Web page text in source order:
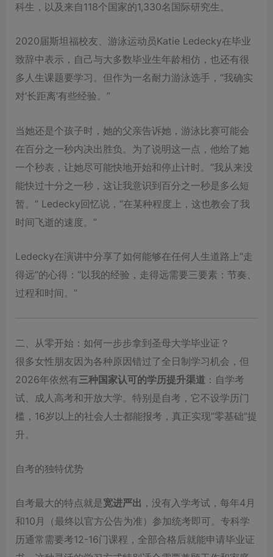
科生，以及来自118个国家的1,330名国际研究生。
2020届斯坦福校友、游泳运动员Katie Ledecky在毕业
致辞中表示，自己与大多数毕业生年龄相仿，也还有很
多人生课题要学习。但作为一名耐力游泳选手，“我确实
对‘长距离’有些经验。”
当她还是个孩子时，她的父亲告诉她，游泳比赛可能会
在百分之一秒内决出胜负。为了说明这一点，他给了她
一个秒表，让她尽可能快地开始和停止计时。“我从来没
能快过十分之一秒，这让我意识到百分之一秒是多么短
暂。” Ledecky回忆说，“在某种程度上，这也教会了我
时间飞逝的速度。”
Ledecky在演讲中分享了如何能够在任何人生道路上“走
得远”的心得：“以我的经验，走得远需要三要素：节奏、
过程和时间。”
二、从零开始：如何一步步拿到圣母大学毕业证？
很多女性朋友因为各种原因错过了全日制学习机会，但
2026年依然有三种国家认可的学历提升渠道 ：自学考
试、成人高考和开放大学。特别是自考，它不设学历门
槛，16岁以上的社会人士都能报考，真正实现”零基础”提
升。
自考的独特优势
自考最大的特点就是宽进严出 ，没有入学考试，每年4月
和10月（最终以官方公告为准）参加统考即可。专科学
历通常需要考12-16门课程，全部合格后就能申请毕业证